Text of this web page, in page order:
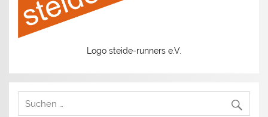
Logo steide-runners e.V.